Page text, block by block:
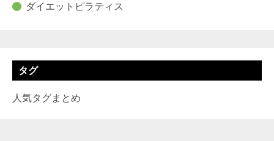
ダイエットピラティス
タグ
人気タグまとめ